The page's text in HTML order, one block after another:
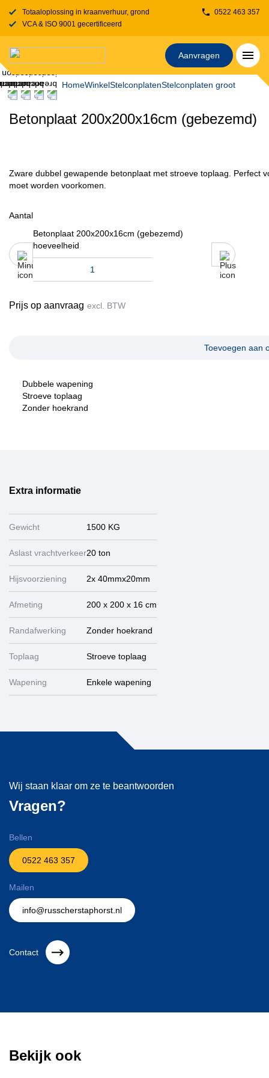
Totaaloplossing in kraanverhuur, grondverzet, transport, rijplaten en
VCA & ISO 9001 gecertificeerd
0522 463 357
Aanvragen
HomeWinkelStelconplatenStelconplaten groot
Betonplaat 200x200x16cm (gebezemd)
Zware dubbel gewapende betonplaat met stroeve toplaag. Perfect
moet worden voorkomen.
Aantal
Betonplaat 200x200x16cm (gebezemd)
hoeveelheid
Prijs op aanvraag excl. BTW
Toevoegen aan
Dubbele wapening
Stroeve toplaag
Zonder hoekrand
Extra informatie
Gewicht 1500 KG
Aslast vrachtverkeer20 ton
Hijsvoorziening 2x 40mmx20mm
Afmeting 200 x 200 x 16 cm
Randafwerking Zonder hoekrand
Toplaag Stroeve toplaag
Wapening Enkele wapening
Wij staan klaar om ze te beantwoorden
Vragen?
Bellen
0522 463 357
Mailen
info@russcherstaphorst.nl
Contact
Bekijk ook